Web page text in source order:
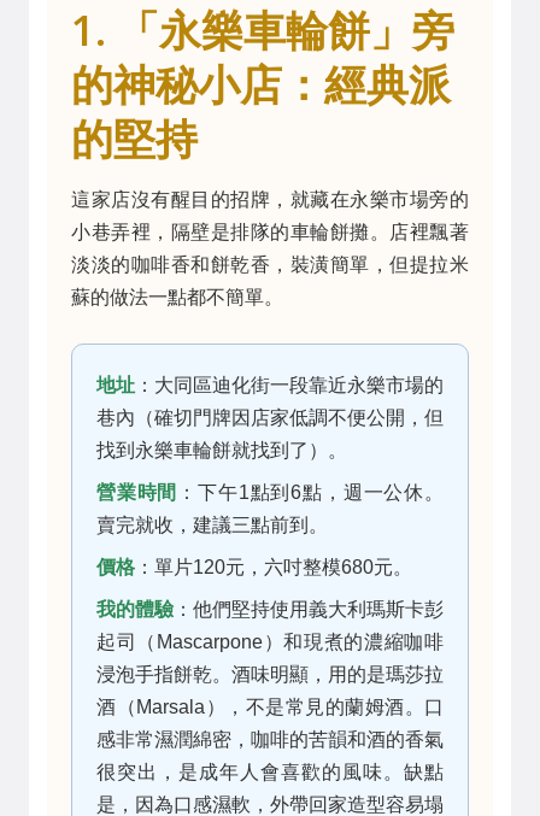
1. 「永樂車輪餅」旁
的神秘小店：經典派
的堅持
這家店沒有醒目的招牌，就藏在永樂市場旁的
小巷弄裡，隔壁是排隊的車輪餅攤。店裡飄著
淡淡的咖啡香和餅乾香，裝潢簡單，但提拉米
蘇的做法一點都不簡單。
地址 ：大同區迪化街一段靠近永樂市場的
巷內（確切門牌因店家低調不便公開，但
找到永樂車輪餅就找到了）。
營業時間 ：下午1點到6點，週一公休。
賣完就收，建議三點前到。
價格 ：單片120元，六吋整模680元。
我的體驗 ：他們堅持使用義大利瑪斯卡彭
起司（Mascarpone）和現煮的濃縮咖啡
浸泡手指餅乾。酒味明顯，用的是瑪莎拉
酒（Marsala），不是常見的蘭姆酒。口
感非常濕潤綿密，咖啡的苦韻和酒的香氣
很突出，是成年人會喜歡的風味。缺點
是，因為口感濕軟，外帶回家造型容易塌